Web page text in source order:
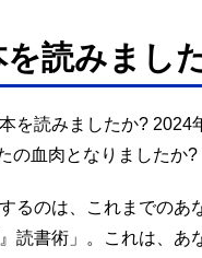
を読みまし
を読みましたか?
の血肉となりましたか?
るのは、これまでのあ
読書術」。これは、